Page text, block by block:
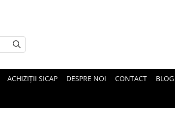
ACHIZIȚII SICAP DESPRE NOI CONTACT BLOG